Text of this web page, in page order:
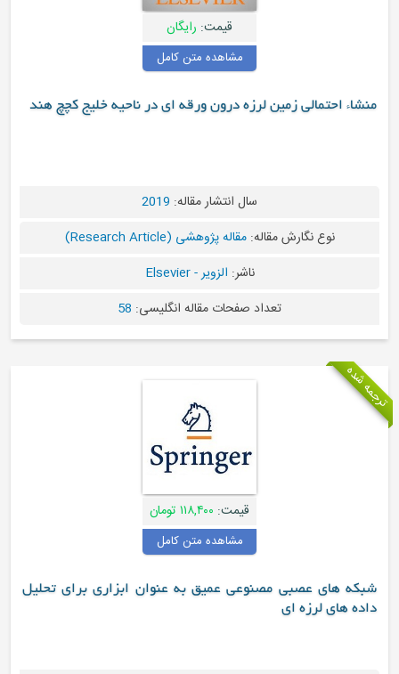
مشاهده متن کامل
زمین لرزه درون ورقه ای در ناحیه خلیج کچچ هند
سال انتشار مقاله:2019
نگارش مقاله:مقاله پژوهشی (Research Article)
تعداد صفحات مقاله انگلیسی: 58
مشاهده متن کامل
مصنوعی عمیق به عنوان ابزاری برای تحلیل
ای